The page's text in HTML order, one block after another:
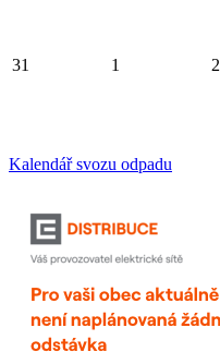
31 1 2
Kalendář svozu odpadu